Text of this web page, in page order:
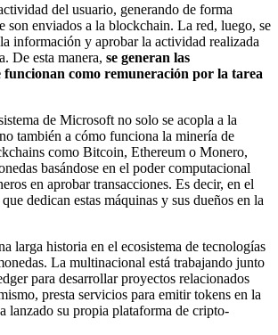
del usuario, generando de forma
son enviados a la blockchain. La red, luego, se
información y aprobar la actividad realizada
De esta manera, se generan las
funcionan como remuneración por la tarea
de Microsoft no solo se acopla a la
también a cómo funciona la minería de
como Bitcoin, Ethereum o Monero,
basándose en el poder computacional
en aprobar transacciones. Es decir, en el
dedican estas máquinas y sus dueños en la
larga historia en el ecosistema de tecnologías
La multinacional está trabajando junto
para desarrollar proyectos relacionados
presta servicios para emitir tokens en la
lanzado su propia plataforma de cripto-